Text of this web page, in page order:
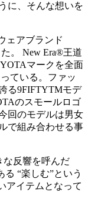
に、そんな想いを
ェアブランド
。 New Era®王道
マークを全面
ている。ファッ
る9FIFTYTMモデ
のスモールロゴ
回のモデルは男女
で組み合わせる事
な反響を呼んだ
“楽しむ”という
アイテムとなって